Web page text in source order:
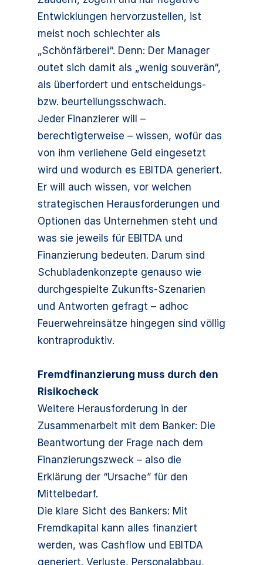
Entwicklungen hervorzustellen, ist
meist noch schlechter als
„Schönfärberei“. Denn: Der Manager
outet sich damit als „wenig souverän“,
als überfordert und entscheidungs-
bzw. beurteilungsschwach.
Jeder Finanzierer will –
berechtigterweise – wissen, wofür das
von ihm verliehene Geld eingesetzt
wird und wodurch es EBITDA generiert.
Er will auch wissen, vor welchen
strategischen Herausforderungen und
Optionen das Unternehmen steht und
was sie jeweils für EBITDA und
Finanzierung bedeuten. Darum sind
Schubladenkonzepte genauso wie
durchgespielte Zukunfts-Szenarien
und Antworten gefragt – adhoc
Feuerwehreinsätze hingegen sind völlig
kontraproduktiv.
Fremdfinanzierung muss durch den
Risikocheck
Weitere Herausforderung in der
Zusammenarbeit mit dem Banker: Die
Beantwortung der Frage nach dem
Finanzierungszweck – also die
Erklärung der “Ursache” für den
Mittelbedarf.
Die klare Sicht des Bankers: Mit
Fremdkapital kann alles finanziert
werden, was Cashflow und EBITDA
generiert. Verluste, Personalabbau,